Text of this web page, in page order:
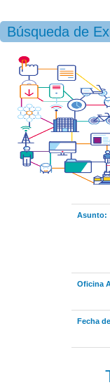
Búsqueda de
Asunto:
Oficina
Fecha